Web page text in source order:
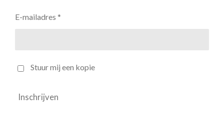
E-mailadres *
Stuur mij een kopie
Inschrijven